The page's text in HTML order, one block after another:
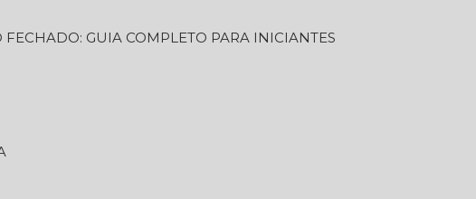
FECHADO: GUIA COMPLETO PARA INICIANTES